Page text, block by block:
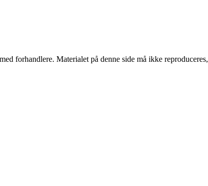
forhandlere. Materialet på denne side må ikke reproduceres,